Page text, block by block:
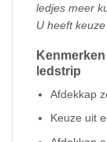
ledjes meer
U heeft
ledstrip
Afdekkap
Keuze uit